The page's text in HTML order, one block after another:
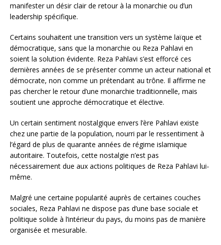
manifester un désir clair de retour à la monarchie ou d’un
leadership spécifique.
Certains souhaitent une transition vers un système laïque et
démocratique, sans que la monarchie ou Reza Pahlavi en
soient la solution évidente. Reza Pahlavi s’est efforcé ces
dernières années de se présenter comme un acteur national et
démocrate, non comme un prétendant au trône. Il affirme ne
pas chercher le retour d’une monarchie traditionnelle, mais
soutient une approche démocratique et élective.
Un certain sentiment nostalgique envers l’ère Pahlavi existe
chez une partie de la population, nourri par le ressentiment à
l’égard de plus de quarante années de régime islamique
autoritaire. Toutefois, cette nostalgie n’est pas
nécessairement due aux actions politiques de Reza Pahlavi lui-
même.
Malgré une certaine popularité auprès de certaines couches
sociales, Reza Pahlavi ne dispose pas d’une base sociale et
politique solide à l’intérieur du pays, du moins pas de manière
organisée et mesurable.